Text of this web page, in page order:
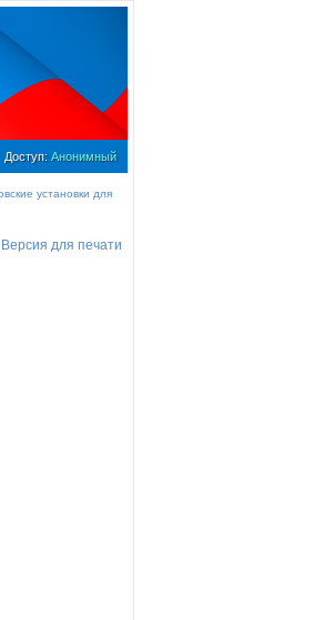
Доступ: Анонимный
установки для
Версия для печати